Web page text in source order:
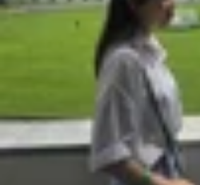
Hồng Huệ
26/05/2026
11/07/2026
Theo dõi XTMobile trên